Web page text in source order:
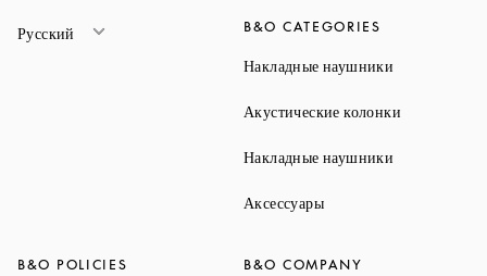
Русский B&O CATEGORIES
Накладные наушники
Акустические колонки
Накладные наушники
АксессуарыLink Opens in New
B&O POLICIES B&O COMPANY